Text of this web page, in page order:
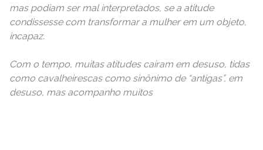
mas podiam ser mal interpretados, se a atitude
condissesse com transformar a mulher em um objeto,
incapaz.
Com o tempo, muitas atitudes caíram em desuso, tidas
como cavalheirescas como sinônimo de “antigas”, em
desuso, mas acompanho muitos